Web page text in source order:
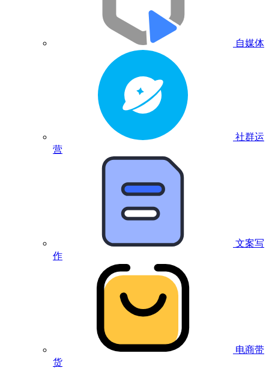
自媒体
社群运
营
文案写
作
电商带
货